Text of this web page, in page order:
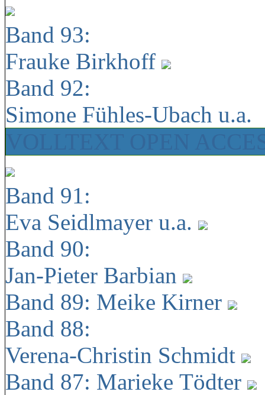
Band 93:
Frauke Birkhoff
Band 92:
Simone Fühles-Ubach u.a.
Band 91:
Eva Seidlmayer u.a.
Band 90:
Jan-Pieter Barbian
Band 89: Meike Kirner
Band 88:
Verena-Christin Schmidt
Band 87: Marieke Tödter